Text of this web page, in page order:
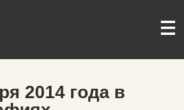
2014 года в